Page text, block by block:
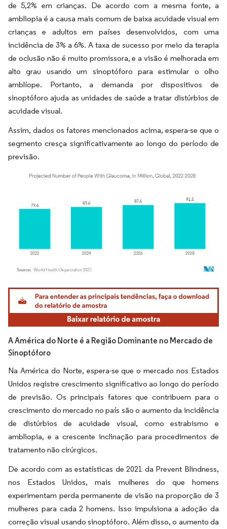
de 5,2% em crianças. De acordo com a mesma fonte, a
ambliopia é a causa mais comum de baixa acuidade visual em
crianças e adultos em países desenvolvidos, com uma
incidência de 3% a 6%. A taxa de sucesso por meio da terapia
de oclusão não é muito promissora, e a visão é melhorada em
alto grau usando um sinoptóforo para estimular o olho
amblíope. Portanto, a demanda por dispositivos de
sinoptóforo ajuda as unidades de saúde a tratar distúrbios de
acuidade visual.
Assim, dados os fatores mencionados acima, espera-se que o
segmento cresça significativamente ao longo do período de
previsão.
Imagem © Mordor Intelligence. O reuso requer atribuição conforme CC BY 4.0.
A América do Norte é a Região Dominante no Mercado de
Sinoptóforo
Na América do Norte, espera-se que o mercado nos Estados
Unidos registre crescimento significativo ao longo do período
de previsão. Os principais fatores que contribuem para o
crescimento do mercado no país são o aumento da incidência
de distúrbios de acuidade visual, como estrabismo e
ambliopia, e a crescente inclinação para procedimentos de
tratamento não cirúrgicos.
De acordo com as estatísticas de 2021 da Prevent Blindness,
nos Estados Unidos, mais mulheres do que homens
experimentam perda permanente de visão na proporção de 3
mulheres para cada 2 homens. Isso impulsiona a adoção da
correção visual usando sinoptóforo. Além disso, o aumento da